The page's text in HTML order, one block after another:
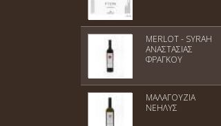
MERLOT - SYRAH
ΑΝΑΣΤΑΣΙΑΣ
ΦΡΑΓΚΟΥ
ΜΑΛΑΓΟΥΖΙΑ
ΝΕΗΛΥΣ